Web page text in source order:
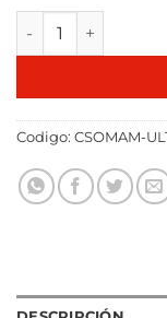
SOMMIER
Codigo: CSOMAM-